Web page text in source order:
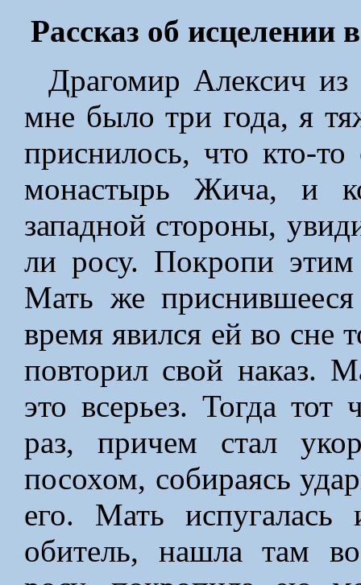
Рассказ об
Драгомир Алексич из
мне было три года, я
приснилось, что кто-
монастырь Жича, и
западной стороны,
ли росу. Покропи
Мать же
время явился ей во сне
повторил свой наказ.
это всерьез. Тогда тот
раз, причем стал
посохом, собираясь
его. Мать
обитель, нашла там